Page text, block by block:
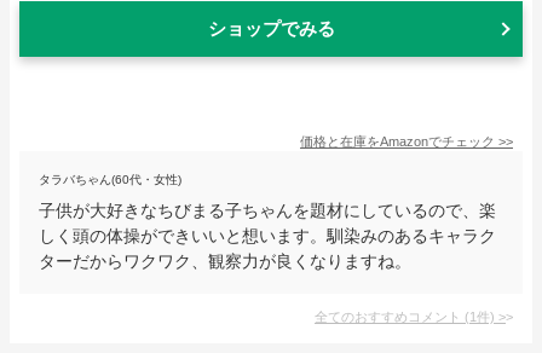
ショップでみる
価格と在庫をAmazonでチェック >>
タラバちゃん(60代・女性)
子供が大好きなちびまる子ちゃんを題材にしているので、楽
しく頭の体操ができいいと想います。馴染みのあるキャラク
ターだからワクワク、観察力が良くなりますね。
全てのおすすめコメント (1件) >